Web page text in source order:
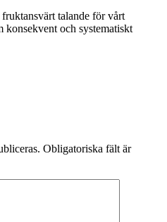
talande för vårt
konsekvent och systematiskt
Obligatoriska fält är